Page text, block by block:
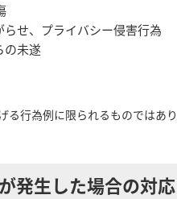
せ、プライバシー侵害行為
の未遂
行為例に限られるものではあり
発生した場合の対応